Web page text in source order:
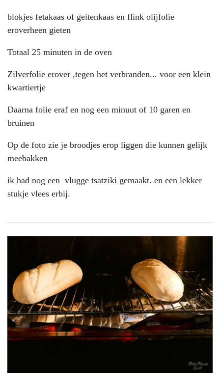
blokjes fetakaas of geitenkaas en flink olijfolie
eroverheen gieten
Totaal 25 minuten in de oven
Zilverfolie erover ,tegen het verbranden... voor een klein
kwartiertje
Daarna folie eraf en nog een minuut of 10 garen en
bruinen
Op de foto zie je broodjes erop liggen die kunnen gelijk
meebakken
ik had nog een vlugge tsatziki gemaakt. en een lekker
stukje vlees erbij.